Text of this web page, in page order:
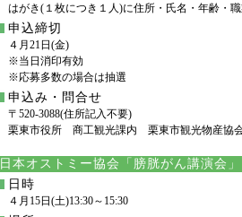
はがき(１枚につき１人)に住所・氏名・年齢・
申込締切
４月21日(金)
※当日消印有効
※応募多数の場合は抽選
申込み・問合せ
〒520-3088(住所記入不要)
栗東市役所 商工観光課内 栗東市観光物産協
日本オストミー協会「膀胱がん講演会」
日時
４月15日(土)13:30～15:30